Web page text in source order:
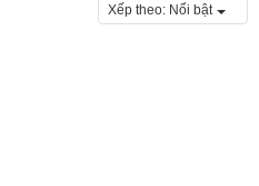
Xếp theo: Nổi bật